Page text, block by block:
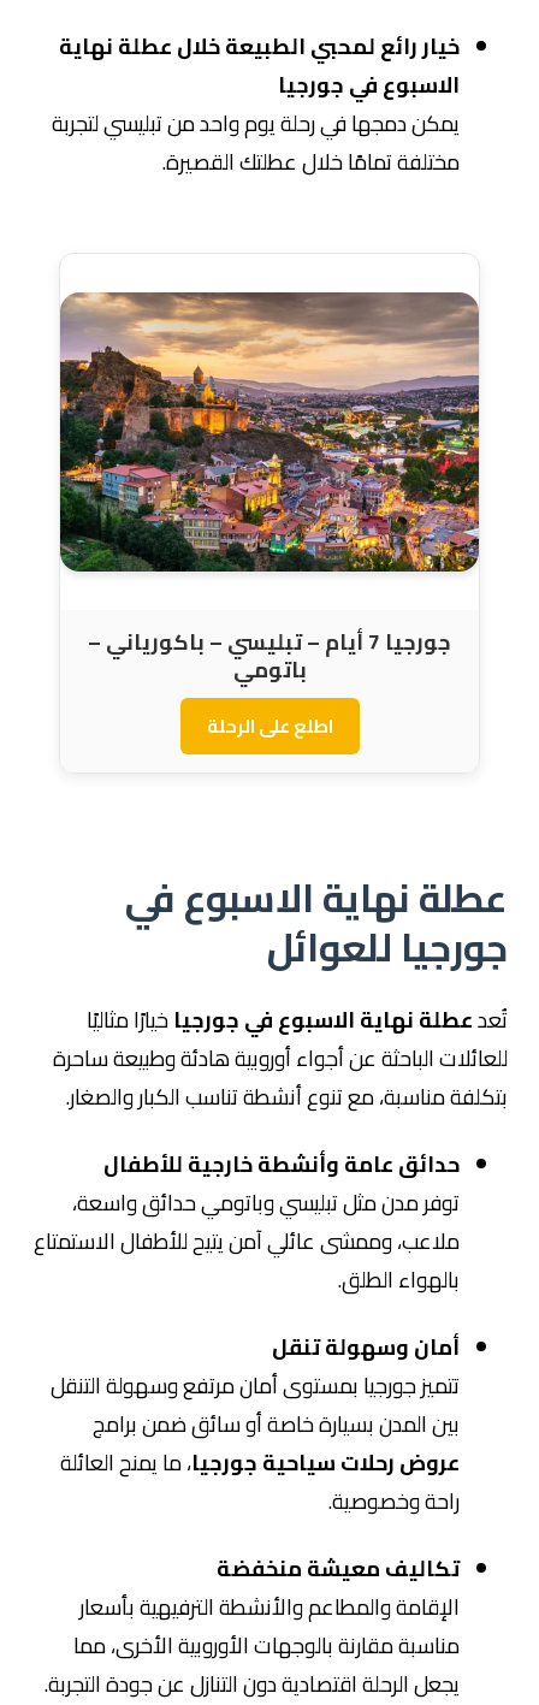
خيار رائع لمحبي الطبيعة خلال عطلة نهاية
الاسبوع في جورجيا
يمكن دمجها في رحلة يوم واحد من تبليسي لتجربة
مختلفة تمامًا خلال عطلتك القصيرة.
جورجيا 7 أيام – تبليسي – باكورياني –
باتومي
اطلع على الرحلة
عطلة نهاية الاسبوع في
جورجيا للعوائل
تُعدعطلة نهاية الاسبوع في جورجياخيارًا مثاليًا
للعائلات الباحثة عن أجواء أوروبية هادئة وطبيعة ساحرة
بتكلفة مناسبة، مع تنوع أنشطة تناسب الكبار والصغار.
حدائق عامة وأنشطة خارجية للأطفال
توفر مدن مثلتبليسيوباتوميحدائق واسعة،
ملاعب، وممشى عائلي آمن يتيح للأطفال الاستمتاع
بالهواء الطلق.
أمان وسهولة تنقل
تتميز جورجيا بمستوى أمان مرتفع وسهولة التنقل
بين المدن بسيارة خاصة أو سائق ضمن برامج
عروض رحلات سياحية جورجيا، ما يمنح العائلة
راحة وخصوصية.
تكاليف معيشة منخفضة
الإقامة والمطاعم والأنشطة الترفيهية بأسعار
مناسبة مقارنة بالوجهات الأوروبية الأخرى، مما
يجعل الرحلة اقتصادية دون التنازل عن جودة التجربة.